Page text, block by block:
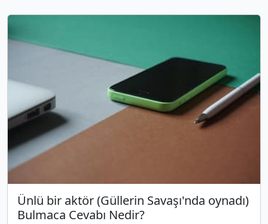
Ünlü bir aktör (Güllerin Savaşı'nda oynadı)
Bulmaca Cevabı Nedir?